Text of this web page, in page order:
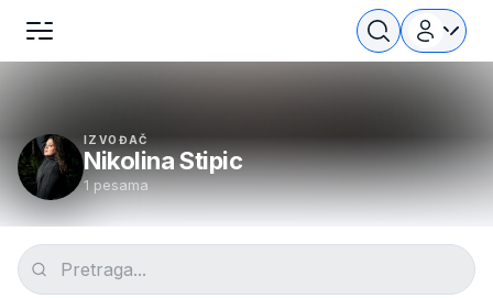
IZVOĐAČ
Nikolina Stipic
1 pesama